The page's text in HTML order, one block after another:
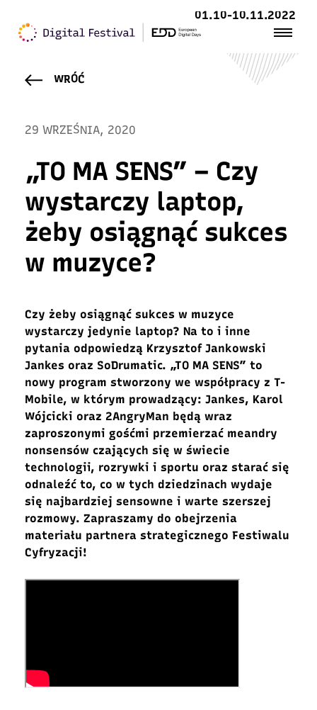
01.10-10.11.2022
WRÓĆ
29 WRZEŚNIA, 2020
„TO MA SENS” – Czy
wystarczy laptop,
żeby osiągnąć sukces
w muzyce?
Czy żeby osiągnąć sukces w muzyce
wystarczy jedynie laptop? Na to i inne
pytania odpowiedzą Krzysztof Jankowski
Jankes oraz SoDrumatic. „TO MA SENS” to
nowy program stworzony we współpracy z T-
Mobile, w którym prowadzący: Jankes, Karol
Wójcicki oraz 2AngryMan będą wraz
zaproszonymi gośćmi przemierzać meandry
nonsensów czających się w świecie
technologii, rozrywki i sportu oraz starać się
odnaleźć to, co w tych dziedzinach wydaje
się najbardziej sensowne i warte szerszej
rozmowy. Zapraszamy do obejrzenia
materiału partnera strategicznego Festiwalu
Cyfryzacji!